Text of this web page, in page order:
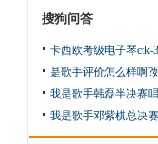
搜狗问答
卡西欧考级电子琴ctk-
是歌手评价怎么样啊?
我是歌手韩磊半决赛
我是歌手邓紫棋总决